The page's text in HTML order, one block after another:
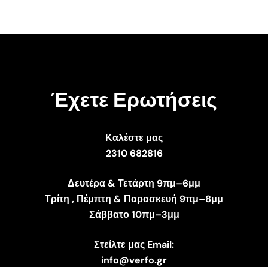
Έχετε Ερωτήσεις
Καλέστε μας
2310 682816
Δευτέρα & Τετάρτη 9πμ–6μμ
Τρίτη , Πέμπτη & Παρασκευή 9πμ–8μμ
Σάββατο 10πμ–3μμ
Στείλτε μας Email:
info@verfo.gr